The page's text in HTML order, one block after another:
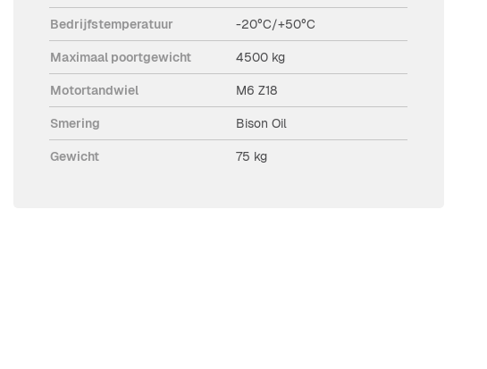
Bedrijfstemperatuur -20°C/+50°C
Maximaal poortgewicht 4500 kg
Motortandwiel M6 Z18
Smering Bison Oil
Gewicht 75 kg